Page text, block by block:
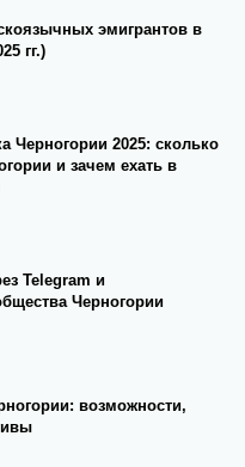
эмигрантов в
гг.)
Черногории 2025: сколько
и зачем ехать в
Telegram и
Черногории
возможности,